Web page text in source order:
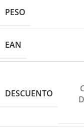
PESO
EAN
DESCUENTO